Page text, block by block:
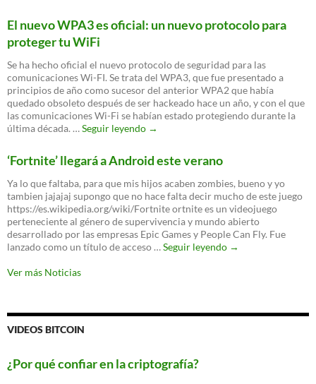
El nuevo WPA3 es oficial: un nuevo protocolo para
proteger tu WiFi
Se ha hecho oficial el nuevo protocolo de seguridad para las
comunicaciones Wi-FI. Se trata del WPA3, que fue presentado a
principios de año como sucesor del anterior WPA2 que había
quedado obsoleto después de ser hackeado hace un año, y con el que
las comunicaciones Wi-Fi se habían estado protegiendo durante la
última década. …Seguir leyendo El
es
oficial:
un
nuevo
protocolo
para
proteger
tu
→
‘Fortnite’ llegará a Android este verano
Ya lo que faltaba, para que mis hijos acaben zombies, bueno y yo
tambien jajajaj supongo que no hace falta decir mucho de este juego
https://es.wikipedia.org/wiki/Fortnite ortnite es un videojuego
perteneciente al género de supervivencia y mundo abierto
desarrollado por las empresas Epic Games y People Can Fly. Fue
lanzado como un título de acceso …Seguir leyendo ‘Fortnite’
→
Ver más Noticias
VIDEOS BITCOIN
¿Por qué confiar en la criptografía?